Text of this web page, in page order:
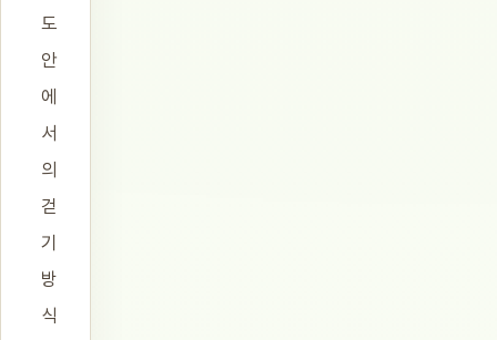
도
안
에
서
의
걷
기
방
식